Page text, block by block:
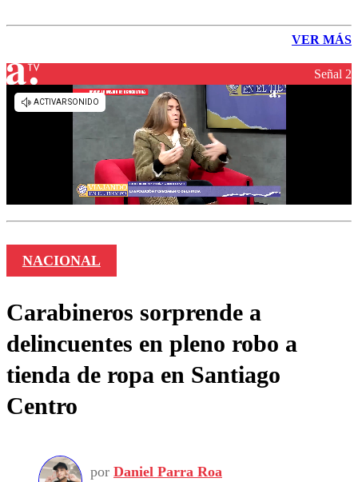
VER MÁS
Señal 2
NACIONAL
Carabineros sorprende a
delincuentes en pleno robo a
tienda de ropa en Santiago
Centro
por Daniel Parra Roa